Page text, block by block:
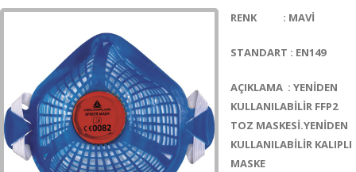
RENK : MAVİ
STANDART : EN149
AÇIKLAMA : YENİDEN
KULLANILABİLİR FFP2
TOZ MASKESİ.YENİDEN
KULLANILABİLİR KALIPLI
MASKE